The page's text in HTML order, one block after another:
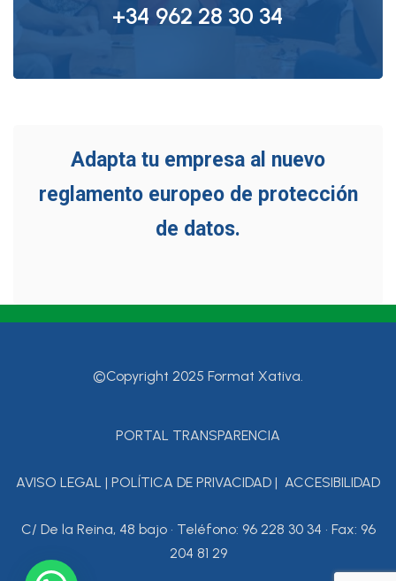
+34 962 28 30 34
Adapta tu empresa al nuevo
reglamento europeo de protección
de datos.
©Copyright 2025 Format Xativa.
PORTAL TRANSPARENCIA
AVISO LEGAL | POLÍTICA DE PRIVACIDAD | ACCESIBILIDAD
C/ De la Reina, 48 bajo • Teléfono: 96 228 30 34 • Fax: 96
204 81 29